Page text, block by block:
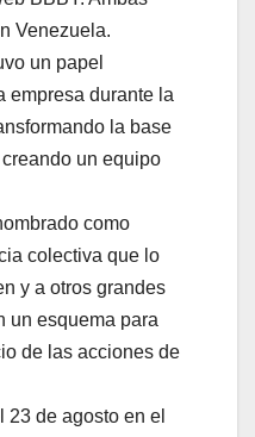
Venezuela.
un papel
empresa durante la
la base
un equipo
como
colectiva que lo
y a otros grandes
un esquema para
de las acciones de
23 de agosto en el